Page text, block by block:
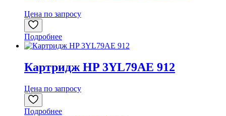
Цена по запросу
Подробнее
Картридж HP 3YL79AE 912
Цена по запросу
Подробнее